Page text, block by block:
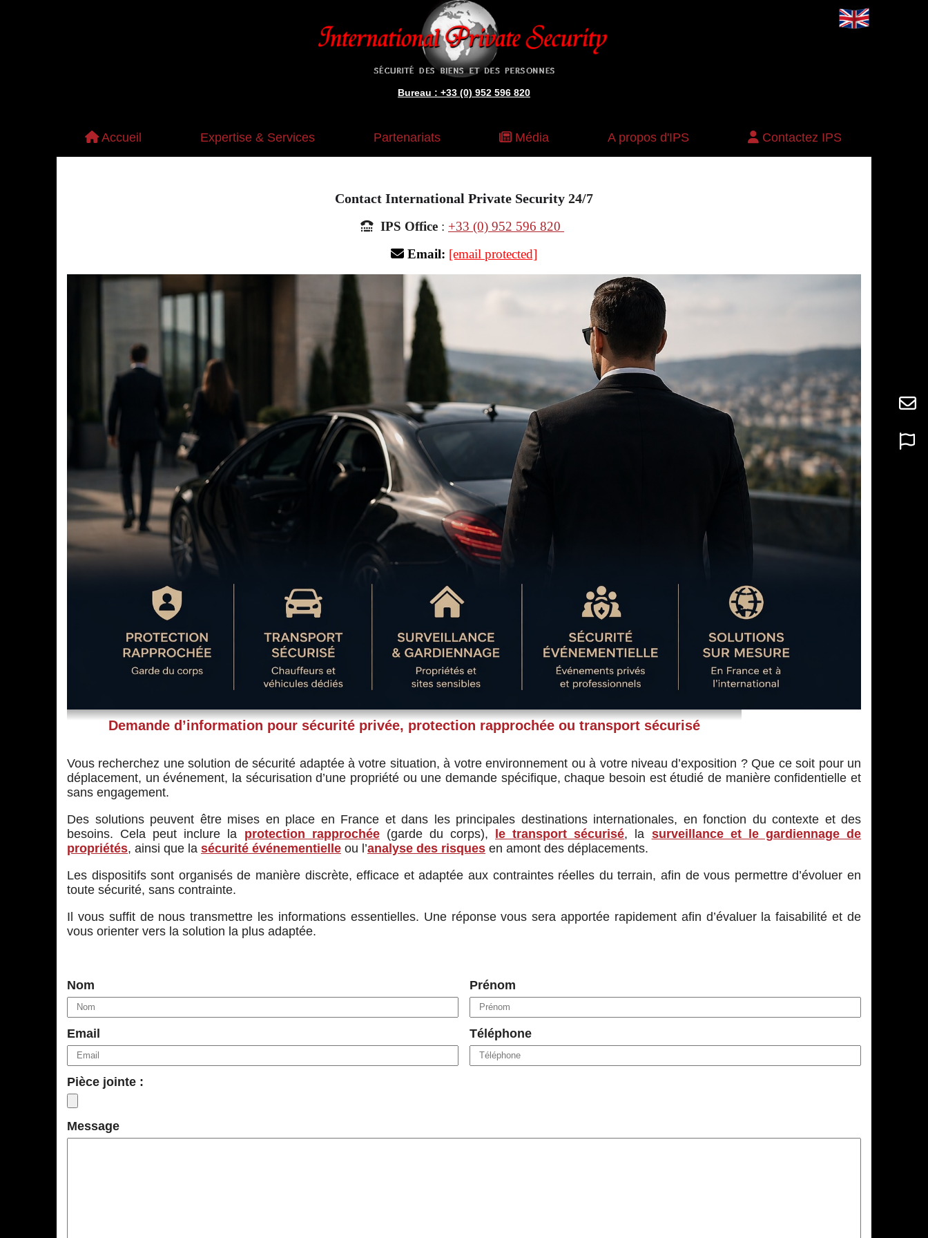
Bureau : +33 (0) 952 596 820
Accueil Expertise & Services
Sécurité événementielle
Alarmes & Vidéo surveillance
Partenariats Média A propos d'IPS Contactez IPS
Contact International Private Security 24/7
 IPS Office : +33 (0) 952 596 820
 Email: [email protected]
Demande d’information pour sécurité privée, protection rapprochée ou transport sécurisé
Vous recherchez une solution de sécurité adaptée à votre situation, à votre environnement ou à votre niveau d’exposition ? Que ce soit pour un
déplacement, un événement, la sécurisation d’une propriété ou une demande spécifique, chaque besoin est étudié de manière confidentielle et
sans engagement.
Des solutions peuvent être mises en place en France et dans les principales destinations internationales, en fonction du contexte et des
besoins. Cela peut inclure la protection rapprochée(garde du corps), le transport sécurisé, la surveillance et le gardiennage de
propriétés, ainsi que la sécurité événementielle ou l’analyse des risques en amont des déplacements.
Les dispositifs sont organisés de manière discrète, efficace et adaptée aux contraintes réelles du terrain, afin de vous permettre d’évoluer en
toute sécurité, sans contrainte.
Il vous suffit de nous transmettre les informations essentielles. Une réponse vous sera apportée rapidement afin d’évaluer la faisabilité et de
vous orienter vers la solution la plus adaptée.
Nom Prénom
Email Téléphone
Pièce jointe :
Message